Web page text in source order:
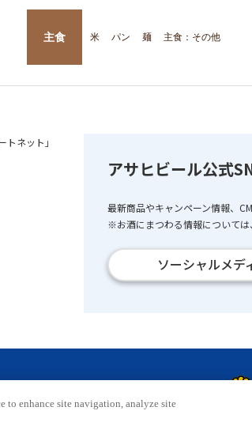
主食 米 パン 麺 主食：その他
ネット」
アサヒビール公式
最新商品やキャンペーン情報、
※お酒にまつわる情報については
ソーシャルメデ
enhance site navigation, analyze site